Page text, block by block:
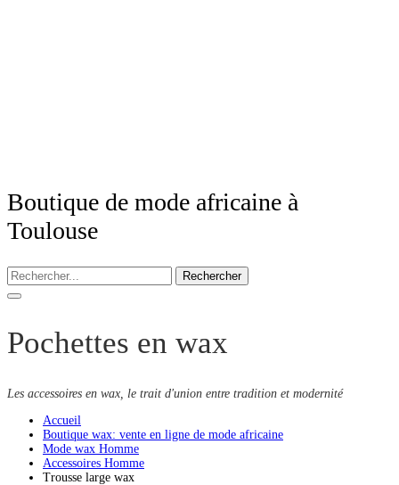
Boutique de mode africaine à
Toulouse
Rechercher
Pochettes en wax
Les accessoires en wax, le trait d'union entre tradition et modernité
Accueil
Boutique wax: vente en ligne de mode africaine
Mode wax Homme
Accessoires Homme
Trousse large wax